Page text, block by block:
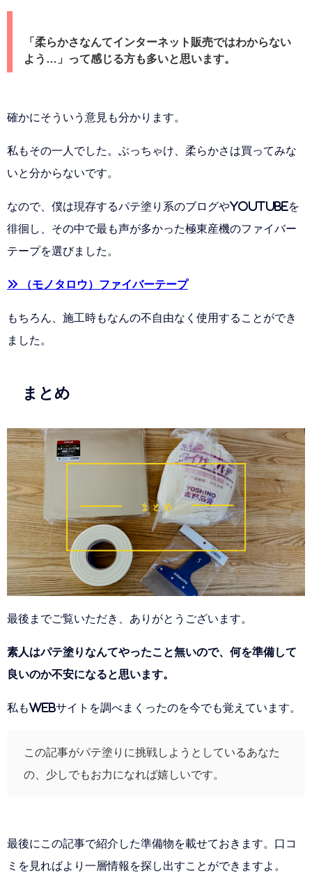
「柔らかさなんてインターネット販売ではわからない
よう…」って感じる方も多いと思います。
確かにそういう意見も分かります。
私もその一人でした。ぶっちゃけ、柔らかさは買ってみな
いと分からないです。
なので、僕は現存するパテ塗り系のブログやyoutubeを
徘徊し、その中で最も声が多かった極東産機のファイバー
テープを選びました。
» （モノタロウ）ファイバーテープ
もちろん、施工時もなんの不自由なく使用することができ
ました。
まとめ
最後までご覧いただき、ありがとうございます。
素人はパテ塗りなんてやったこと無いので、何を準備して
良いのか不安になると思います。
私もWEBサイトを調べまくったのを今でも覚えています。
この記事がパテ塗りに挑戦しようとしているあなた
の、少しでもお力になれば嬉しいです。
最後にこの記事で紹介した準備物を載せておきます。口コ
ミを見ればより一層情報を探し出すことができますよ。